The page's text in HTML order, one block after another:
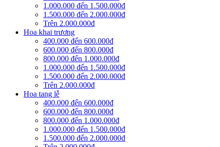
1.000.000 đến 1.500.000đ
1.500.000 đến 2.000.000đ
Trên 2.000.000đ
Hoa khai trương
400.000 đến 600.000đ
600.000 đến 800.000đ
800.000 đến 1.000.000đ
1.000.000 đến 1.500.000đ
1.500.000 đến 2.000.000đ
Trên 2.000.000đ
Hoa tang lễ
400.000 đến 600.000đ
600.000 đến 800.000đ
800.000 đến 1.000.000đ
1.000.000 đến 1.500.000đ
1.500.000 đến 2.000.000đ